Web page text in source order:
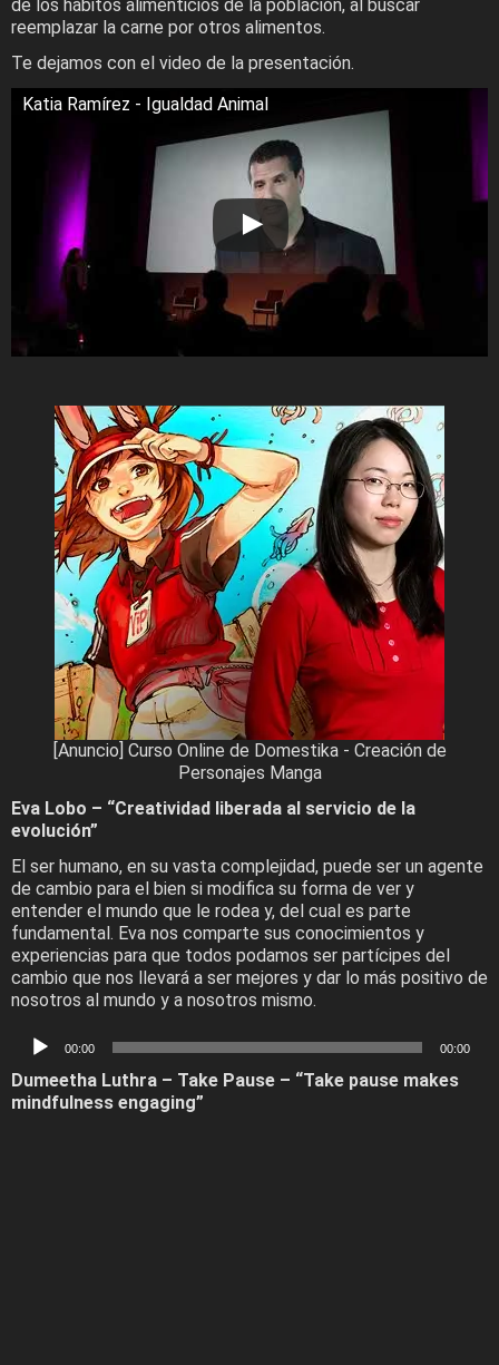
de los hábitos alimenticios de la población, al buscar
reemplazar la carne por otros alimentos.
Te dejamos con el video de la presentación.
Katia Ramírez - Igualdad Animal
[Anuncio] Curso Online de Domestika - Creación de
Personajes Manga
Eva Lobo – “Creatividad liberada al servicio de la
evolución”
El ser humano, en su vasta complejidad, puede ser un agente
de cambio para el bien si modifica su forma de ver y
entender el mundo que le rodea y, del cual es parte
fundamental. Eva nos comparte sus conocimientos y
experiencias para que todos podamos ser partícipes del
cambio que nos llevará a ser mejores y dar lo más positivo de
nosotros al mundo y a nosotros mismo.
Audio
Player
00:00 00:00
Dumeetha Luthra – Take Pause – “Take pause makes
mindfulness engaging”